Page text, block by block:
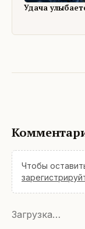
Удача
Чтобы
Загрузка…